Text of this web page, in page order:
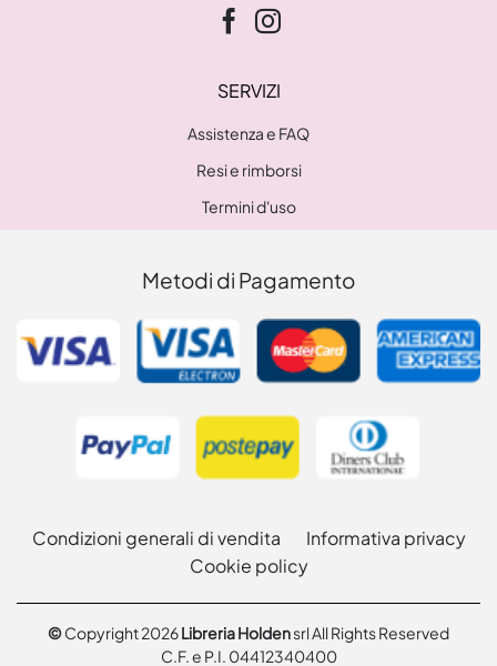
SERVIZI
Assistenza e FAQ
Resi e rimborsi
Termini d'uso
Metodi di Pagamento
Condizioni generali di vendita
Informativa privacy
Cookie policy
©Copyright 2026Libreria Holdensrl All Rights Reserved
C.F. e P.I. 04412340400